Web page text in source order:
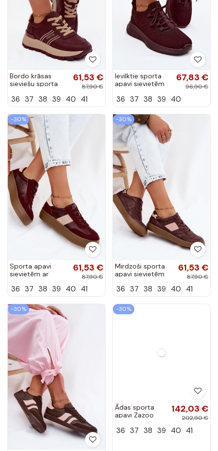
Bordo krāsas
sieviešu sporta
platformu Big Star
61,53 €
87,90 €
36 37 38 39 40 41
Ievilktie sporta
apavi sievietēm
UU274053 bordo
67,83 €
96,90 €
36 37 38 39 40
-30%
Sporta apavi
sievietēm ar
UU274013 bordo
61,53 €
87,90 €
36 37 38 39 40 41
-30%
Mirdzoši sporta
apavi sievietēm
bordo krāsā
61,53 €
87,90 €
36 37 38 39 40 41
-30% -30%
Ādas sporta
apavi Zazoo
bordo
142,03 €
202,90 €
36 37 38 39 40 41